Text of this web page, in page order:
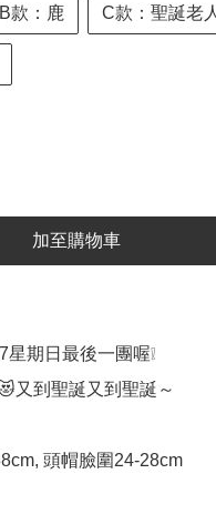
B款：鹿 C款：聖誕老
加至購物車
星期日最後一團喔❕
又到聖誕又到聖誕～
頭帽臉圍24-28cm